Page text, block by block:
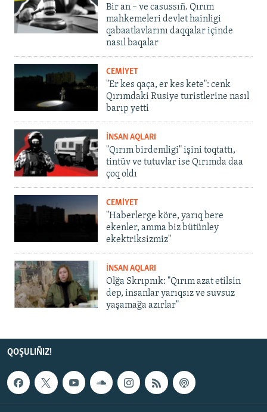
Bir an – ve casussıñ. Qırım
mahkemeleri devlet hainligi
qabaatlavlarını daqqalar içinde
nasıl baqalar
CEMİYET
"Er kes qaça, er kes kete": cenk
Qırımdaki Rusiye turistlerine nasıl
barıp yetti
İNSAN AQLARI
"Qırım birdemligi" işini toqtattı,
tintüv ve tutuvlar ise Qırımda daa
çoq oldı
CEMİYET
"Haberlerge köre, yarıq bere
ekenler, amma biz bütünley
ekektriksizmiz"
İNSAN AQLARI
Olğa Skrıpnık: "Qırım azat etilsin
dep, insanlar yarıqsız ve suvsuz
yaşamağa azırlar"
QOŞULIÑIZ!